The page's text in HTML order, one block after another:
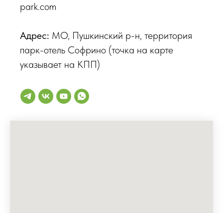
park.com
Адрес: МО, Пушкинский р-н, территория
парк-отель Софрино (точка на карте
указывает на КПП)